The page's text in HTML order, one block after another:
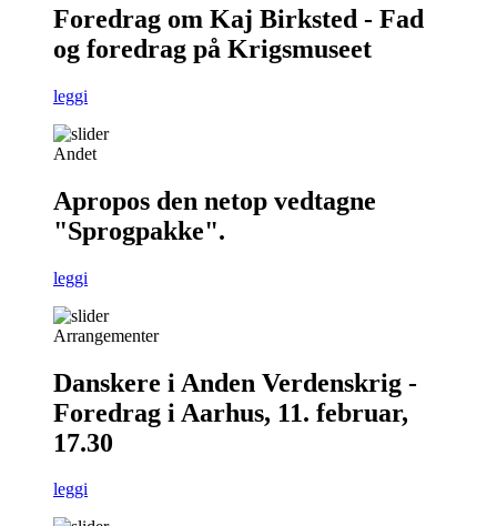
Foredrag om Kaj Birksted - Fad
og foredrag på Krigsmuseet
leggi
Andet
Apropos den netop vedtagne
"Sprogpakke".
leggi
Arrangementer
Danskere i Anden Verdenskrig -
Foredrag i Aarhus, 11. februar,
17.30
leggi